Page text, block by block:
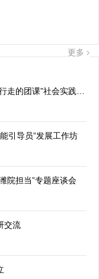
更多
引导员”发展工作坊
院担当”专题座谈会
交流